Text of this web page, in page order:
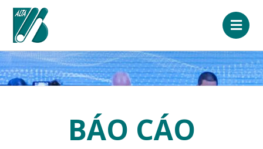
BÁO CÁO